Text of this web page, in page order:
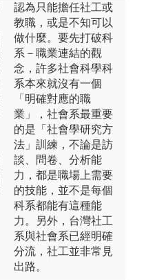
認為只能擔任社工或
教職，或是不知可以
做什麼。要先打破科
系－職業連結的觀
念，許多社會科學科
系本來就沒有一個
「明確對應的職
業」，社會系最重要
的是「社會學研究方
法」訓練，不論是訪
談、問卷、分析能
力，都是職場上需要
的技能，並不是每個
科系都能有這種能
力。另外，台灣社工
系與社會系已經明確
分流，社工並非常見
出路。